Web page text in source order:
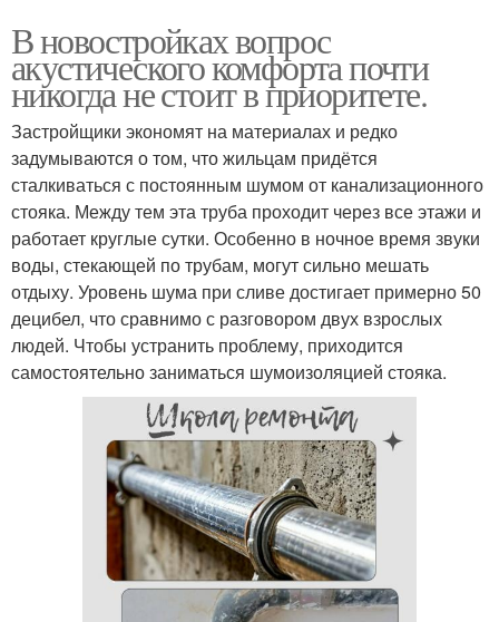
В новостройках вопрос
акустического комфорта почти
никогда не стоит в приоритете.
Застройщики экономят на материалах и редко
задумываются о том, что жильцам придётся
сталкиваться с постоянным шумом от канализационного
стояка. Между тем эта труба проходит через все этажи и
работает круглые сутки. Особенно в ночное время звуки
воды, стекающей по трубам, могут сильно мешать
отдыху. Уровень шума при сливе достигает примерно 50
децибел, что сравнимо с разговором двух взрослых
людей. Чтобы устранить проблему, приходится
самостоятельно заниматься шумоизоляцией стояка.